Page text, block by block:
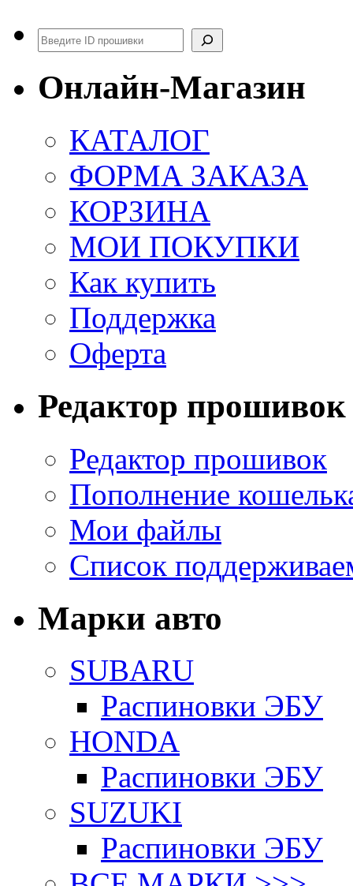
Поиск
Онлайн-Магазин
КАТАЛОГ
ФОРМА ЗАКАЗА
КОРЗИНА
МОИ ПОКУПКИ
Как купить
Поддержка
Оферта
Редактор прошивок
Редактор прошивок
Пополнение
Мои файлы
Список
Марки авто
SUBARU
Распиновки ЭБУ
HONDA
Распиновки ЭБУ
SUZUKI
Распиновки ЭБУ